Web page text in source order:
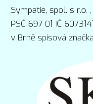
Sympatie, spol. s r.o.
PSČ 697 01 IČ
v Brně spisová